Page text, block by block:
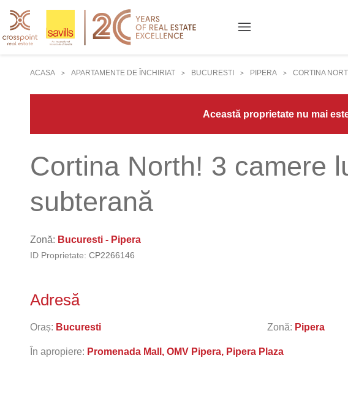
ACASA
> APARTAMENTE DE ÎNCHIRIAT > BUCURESTI > PIPERA > CORTINA
Această proprietate nu mai
Cortina North! 3 camere
subterană
Zonă: Bucuresti - Pipera
ID Proprietate: CP2266146
Adresă
Oraș: Bucuresti Zonă: Pipera
În apropiere: Promenada Mall, OMV Pipera, Pipera Plaza